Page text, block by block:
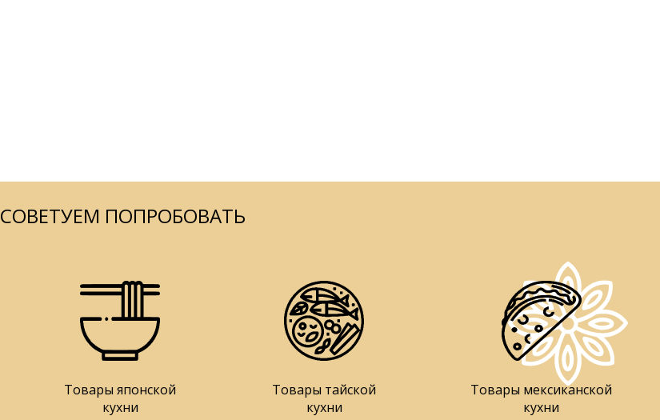
СОВЕТУЕМ ПОПРОБОВАТЬ
Товары японской
кухни
Товары тайской
кухни
Товары мексиканской
кухни